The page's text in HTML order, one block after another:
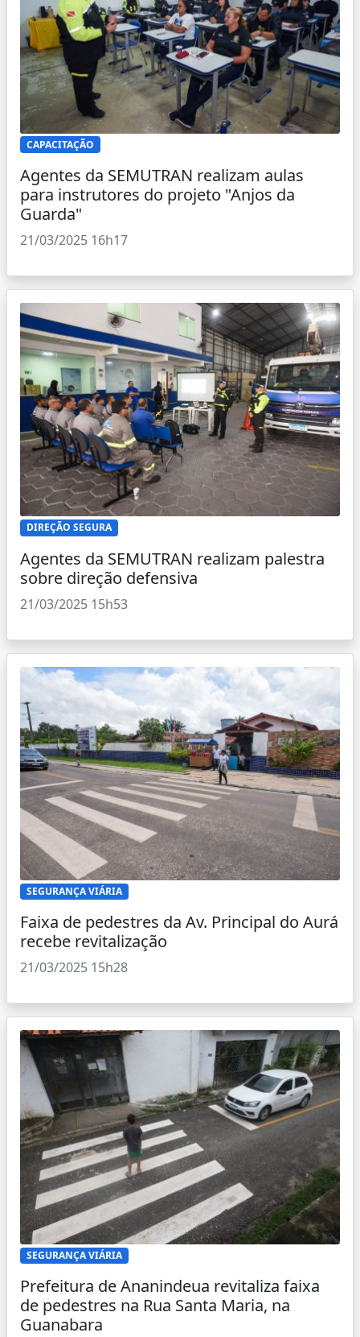
CAPACITAÇÃO
Agentes da SEMUTRAN realizam aulas
para instrutores do projeto "Anjos da
Guarda"
21/03/2025 16h17
DIREÇÃO SEGURA
Agentes da SEMUTRAN realizam palestra
sobre direção defensiva
21/03/2025 15h53
SEGURANÇA VIÁRIA
Faixa de pedestres da Av. Principal do Aurá
recebe revitalização
21/03/2025 15h28
SEGURANÇA VIÁRIA
Prefeitura de Ananindeua revitaliza faixa
de pedestres na Rua Santa Maria, na
Guanabara